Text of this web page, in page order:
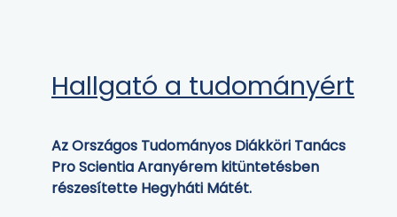
Hallgató a tudományért
Az Országos Tudományos Diákköri Tanács
Pro Scientia Aranyérem kitüntetésben
részesítette Hegyháti Mátét.